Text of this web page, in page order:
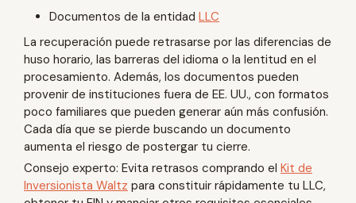
Documentos de la entidad LLC
La recuperación puede retrasarse por las diferencias de
huso horario, las barreras del idioma o la lentitud en el
procesamiento. Además, los documentos pueden
provenir de instituciones fuera de EE. UU., con formatos
poco familiares que pueden generar aún más confusión.
Cada día que se pierde buscando un documento
aumenta el riesgo de postergar tu cierre.
Consejo experto: Evita retrasos comprando el Kit de
Inversionista Waltz para constituir rápidamente tu LLC,